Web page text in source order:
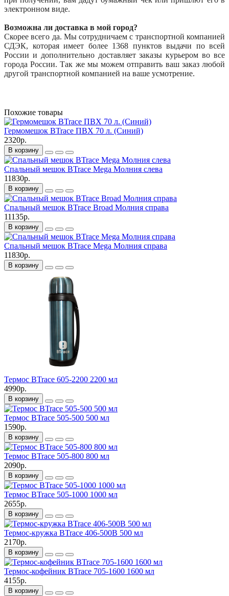
электронном виде.
Возможна ли доставка в мой город?
Скорее всего да. Мы сотрудничаем с транспортной компанией
СДЭК, которая имеет более 1368 пунктов выдачи по всей
России и дополнительно доставляет заказы курьером во все
города России. Так же мы можем отправить ваш заказ любой
другой транспортной компанией на ваше усмотрение.
Похожие товары
Гермомешок BTrace ПВХ 70 л. (Синий)
2320р.
В корзину
Спальный мешок BTrace Mega Молния слева
11830р.
В корзину
Спальный мешок BTrace Broad Молния справа
11135р.
В корзину
Спальный мешок BTrace Mega Молния справа
11830р.
В корзину
Термос BTrace 605-2200 2200 мл
4990р.
В корзину
Термос BTrace 505-500 500 мл
1590р.
В корзину
Термос BTrace 505-800 800 мл
2090р.
В корзину
Термос BTrace 505-1000 1000 мл
2655р.
В корзину
Термос-кружка BTrace 406-500B 500 мл
2170р.
В корзину
Термос-кофейник BTrace 705-1600 1600 мл
4155р.
В корзину